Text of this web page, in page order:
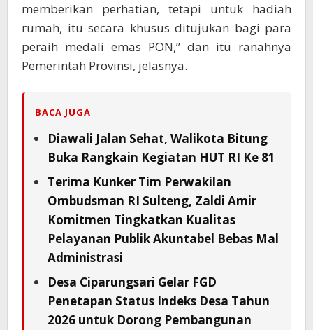
memberikan perhatian, tetapi untuk hadiah
rumah, itu secara khusus ditujukan bagi para
peraih medali emas PON,” dan itu ranahnya
Pemerintah Provinsi, jelasnya.
BACA JUGA
Diawali Jalan Sehat, Walikota Bitung
Buka Rangkain Kegiatan HUT RI Ke 81
Terima Kunker Tim Perwakilan
Ombudsman RI Sulteng, Zaldi Amir
Komitmen Tingkatkan Kualitas
Pelayanan Publik Akuntabel Bebas Mal
Administrasi
Desa Ciparungsari Gelar FGD
Penetapan Status Indeks Desa Tahun
2026 untuk Dorong Pembangunan